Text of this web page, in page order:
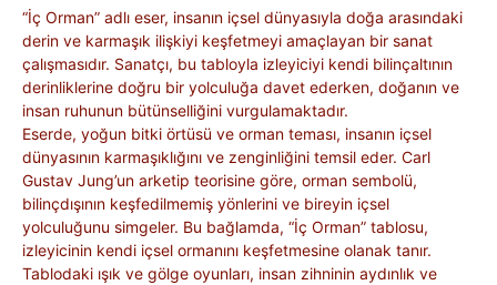
“İç Orman” adlı eser, insanın içsel dünyasıyla doğa arasındaki
derin ve karmaşık ilişkiyi keşfetmeyi amaçlayan bir sanat
çalışmasıdır. Sanatçı, bu tabloyla izleyiciyi kendi bilinçaltının
derinliklerine doğru bir yolculuğa davet ederken, doğanın ve
insan ruhunun bütünselliğini vurgulamaktadır.
Eserde, yoğun bitki örtüsü ve orman teması, insanın içsel
dünyasının karmaşıklığını ve zenginliğini temsil eder. Carl
Gustav Jung’un arketip teorisine göre, orman sembolü,
bilinçdışının keşfedilmemiş yönlerini ve bireyin içsel
yolculuğunu simgeler. Bu bağlamda, “İç Orman” tablosu,
izleyicinin kendi içsel ormanını keşfetmesine olanak tanır.
Tablodaki ışık ve gölge oyunları, insan zihninin aydınlık ve